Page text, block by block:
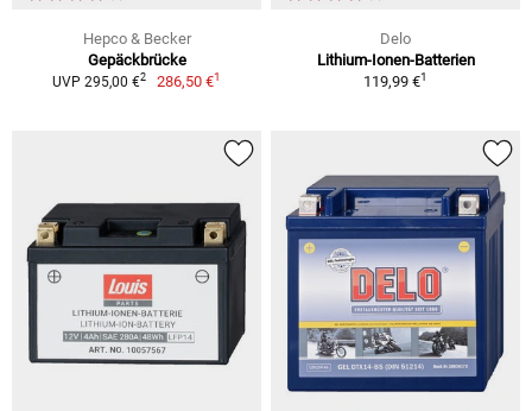
Hepco & Becker
Gepäckbrücke
UVP 295,00 €2 286,50 €1
Delo
Lithium-Ionen-Batterien
119,99 €1